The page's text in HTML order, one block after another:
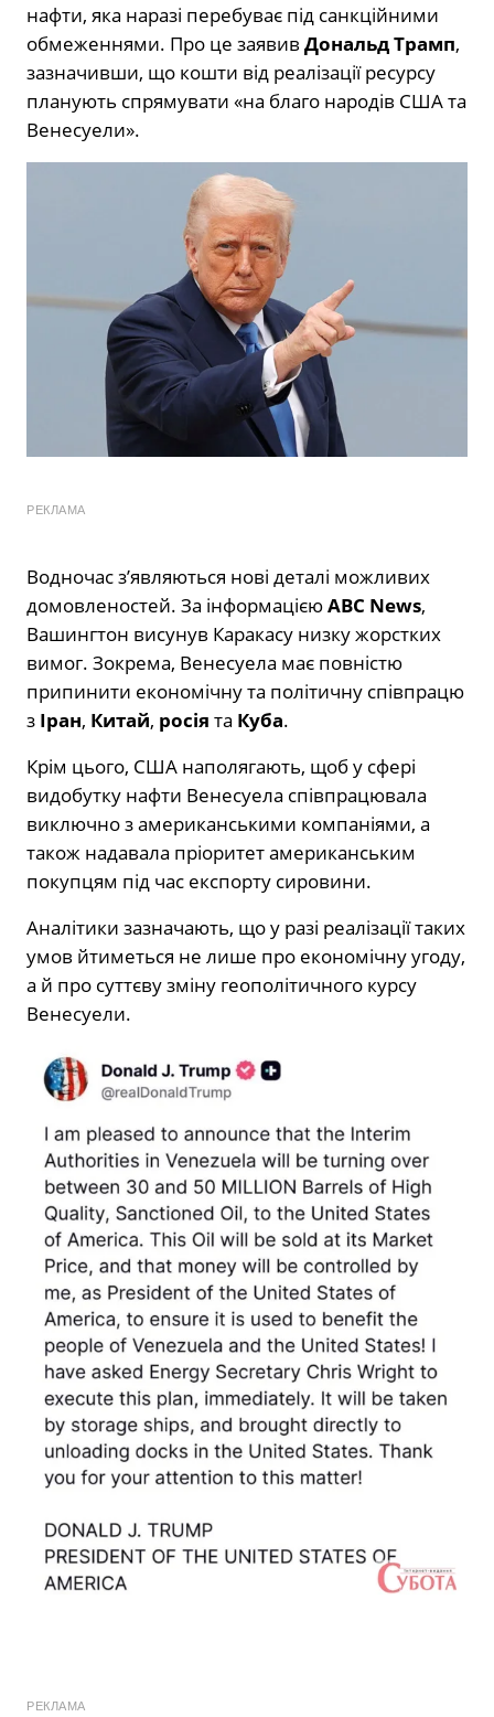
нафти, яка наразі перебуває під санкційними
обмеженнями. Про це заявив Дональд Трамп,
зазначивши, що кошти від реалізації ресурсу
планують спрямувати «на благо народів США та
Венесуели».
РЕКЛАМА
Водночас з’являються нові деталі можливих
домовленостей. За інформацієюABC News,
Вашингтон висунув Каракасу низку жорстких
вимог. Зокрема, Венесуела має повністю
припинити економічну та політичну співпрацю
з Іран, Китай, росія та Куба.
Крім цього, США наполягають, щоб у сфері
видобутку нафти Венесуела співпрацювала
виключно з американськими компаніями, а
також надавала пріоритет американським
покупцям під час експорту сировини.
Аналітики зазначають, що у разі реалізації таких
умов йтиметься не лише про економічну угоду,
а й про суттєву зміну геополітичного курсу
Венесуели.
РЕКЛАМА